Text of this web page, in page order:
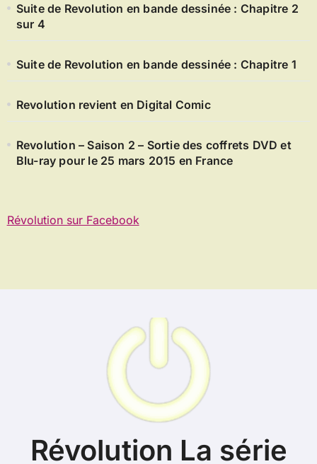
Suite de Revolution en bande dessinée : Chapitre 2
sur 4
Suite de Revolution en bande dessinée : Chapitre 1
Revolution revient en Digital Comic
Revolution – Saison 2 – Sortie des coffrets DVD et
Blu-ray pour le 25 mars 2015 en France
Révolution sur Facebook
Révolution La série